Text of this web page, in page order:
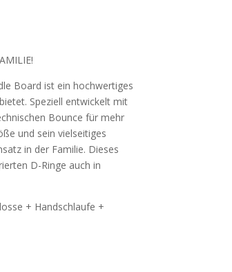
Board ist ein hochwertiges
Speziell entwickelt mit
Bounce für mehr
und sein vielseitiges
in der Familie. Dieses
D-Ringe auch in
+ Handschlaufe +